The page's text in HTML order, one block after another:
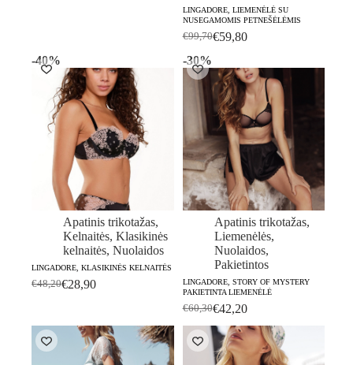
LINGADORE, LIEMENĖLĖ SU
NUSEGAMOMIS PETNEŠĖLĖMIS
€99,70Original
was:
€99,70.
€59,80
Current
is:
€59,80.
-40%
Apatinis trikotažas,
Kelnaitės, Klasikinės
kelnaitės, Nuolaidos
LINGADORE, KLASIKINĖS KELNAITĖS
€48,20Original
€48,20.
€28,90
Current
€28,90.
-30%
Apatinis trikotažas,
Liemenėlės,
Nuolaidos,
Pakietintos
LINGADORE, STORY OF MYSTERY
PAKIETINTA LIEMENĖLĖ
€60,30Original
price
was:
€60,30.
€42,20
Current
price
is:
€42,20.